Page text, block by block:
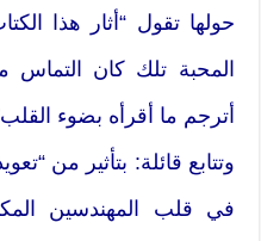
حولها تقول “أثار هذا
المحبة تلك كان التماس
أترجم ما أقرأه بضوء
وتتابع قائلة: بتأثير من
في قلب المهندسين